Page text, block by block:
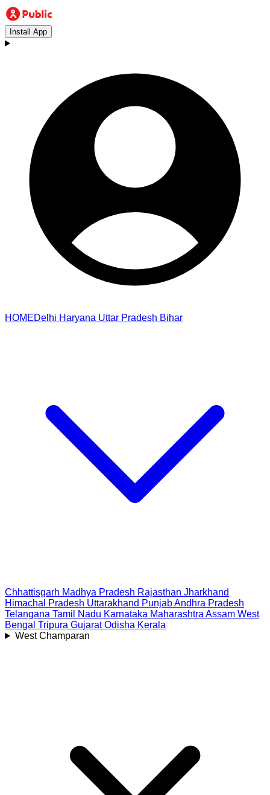
Install App
HOMEDelhi Haryana Uttar Pradesh Bihar
Chhattisgarh Madhya Pradesh Rajasthan Jharkhand
Himachal Pradesh Uttarakhand PunjabAndhra Pradesh
Telangana Tamil Nadu Karnataka Maharashtra Assam West
Bengal Tripura Gujarat Odisha Kerala
West Champaran